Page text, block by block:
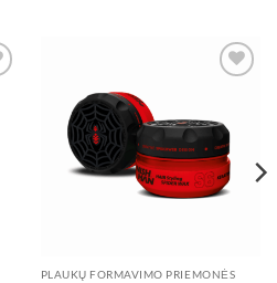
PLAUKŲ FORMAVIMO PRIEMONĖS